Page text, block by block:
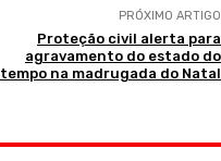
PRÓXIMO ARTIGO
Proteção civil alerta para
agravamento do estado do
tempo na madrugada do Natal